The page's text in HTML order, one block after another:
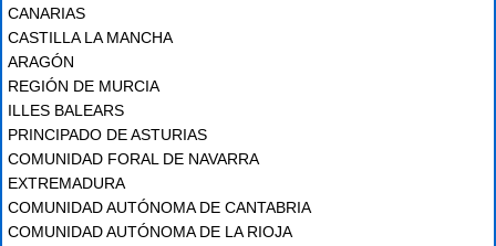
CANARIAS
CASTILLA LA MANCHA
ARAGÓN
REGIÓN DE MURCIA
ILLES BALEARS
PRINCIPADO DE ASTURIAS
COMUNIDAD FORAL DE NAVARRA
EXTREMADURA
COMUNIDAD AUTÓNOMA DE CANTABRIA
COMUNIDAD AUTÓNOMA DE LA RIOJA